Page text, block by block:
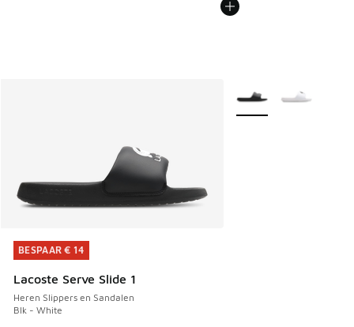
BESPAAR € 14
Lacoste Serve Slide 1
Heren Slippers en Sandalen
Blk - White
BESPAAR € 14
Meer kleuren